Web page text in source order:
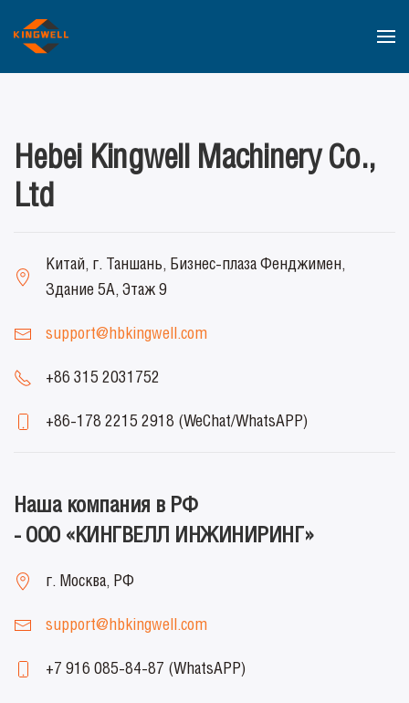
Перейти к содержимому
Hebei Kingwell Machinery Co.,
Ltd
Китай, г. Таншань, Бизнес-плаза Фенджимен,
Здание 5A, Этаж 9
support@hbkingwell.com
+86 315 2031752
+86-178 2215 2918 (WeChat/WhatsAPP)
Наша компания в РФ
- ООО «КИНГВЕЛЛ ИНЖИНИРИНГ»
г. Москва, РФ
support@hbkingwell.com
+7 916 085-84-87 (WhatsAPP)